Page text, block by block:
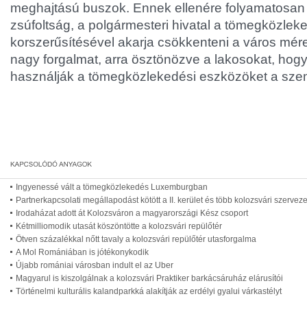
meghajtású buszok. Ennek ellenére
zsúfoltság, a polgármesteri hivatal a
korszerűsítésével akarja csökkenteni a város
nagy forgalmat, arra ösztönözve a lakosokat,
használják a tömegközlekedési eszközöket a
Ingyenessé vált a tömegközlekedés Luxemburgban
Partnerkapcsolati megállapodást kötött a II. kerület és több kolozsvári
Irodaházat adott át Kolozsváron a magyarországi Kész csoport
Kétmilliomodik utasát köszöntötte a kolozsvári repülőtér
Ötven százalékkal nőtt tavaly a kolozsvári repülőtér utasforgalma
A Mol Romániában is jótékonykodik
Újabb romániai városban indult el az Uber
Magyarul is kiszolgálnak a kolozsvári Praktiker barkácsáruház elárusítói
Történelmi kulturális kalandparkká alakítják az erdélyi gyalui várkastélyt